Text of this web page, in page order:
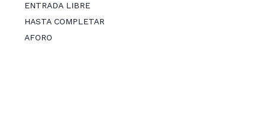
ENTRADA LIBRE
HASTA COMPLETAR
AFORO